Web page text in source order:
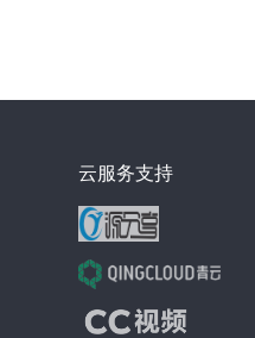
云服务支持